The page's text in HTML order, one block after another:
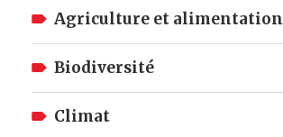
Agriculture et alimentation
Biodiversité
Climat